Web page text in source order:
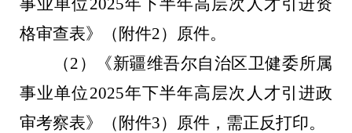
事业单位 2025年下半年高层次人才引进资
格审查表》（附件2）原件。
（2 ）《新疆维吾尔自治区卫健委所属
事业单位 2025年下半年高层次人才引进政
审考察表》（附件3）原件，需正反打印。